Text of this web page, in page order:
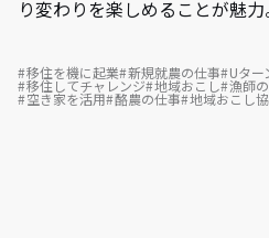
り変わりを楽しめることが魅力
移住を機に起業 新規就農の仕事 Uター
移住してチャレンジ 地域おこし 漁師
空き家を活用 酪農の仕事 地域おこし